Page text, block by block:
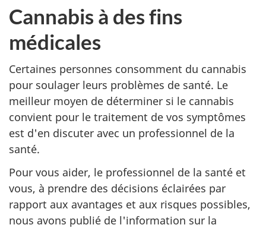
Cannabis à des fins
médicales
Certaines personnes consomment du cannabis
pour soulager leurs problèmes de santé. Le
meilleur moyen de déterminer si le cannabis
convient pour le traitement de vos symptômes
est d'en discuter avec un professionnel de la
santé.
Pour vous aider, le professionnel de la santé et
vous, à prendre des décisions éclairées par
rapport aux avantages et aux risques possibles,
nous avons publié de l'information sur la